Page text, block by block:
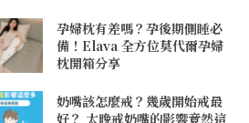
孕婦枕有差嗎？孕後期側睡必
備！Elava 全方位莫代爾孕婦
枕開箱分享
奶嘴該怎麼戒？幾歲開始戒最
好？ 太晚戒奶嘴的影響竟然這